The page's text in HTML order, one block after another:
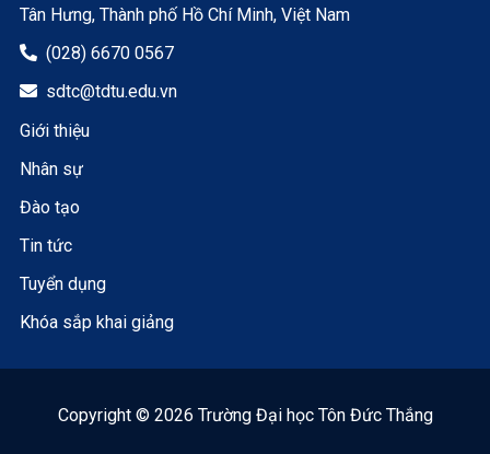
Tân Hưng, Thành phố Hồ Chí Minh, Việt Nam
 (028) 6670 0567
 sdtc@tdtu.edu.vn
Giới thiệu
Nhân sự
Đào tạo
Tin tức
Tuyển dụng
Khóa sắp khai giảng
Copyright © 2026 Trường Đại học Tôn Đức Thắng